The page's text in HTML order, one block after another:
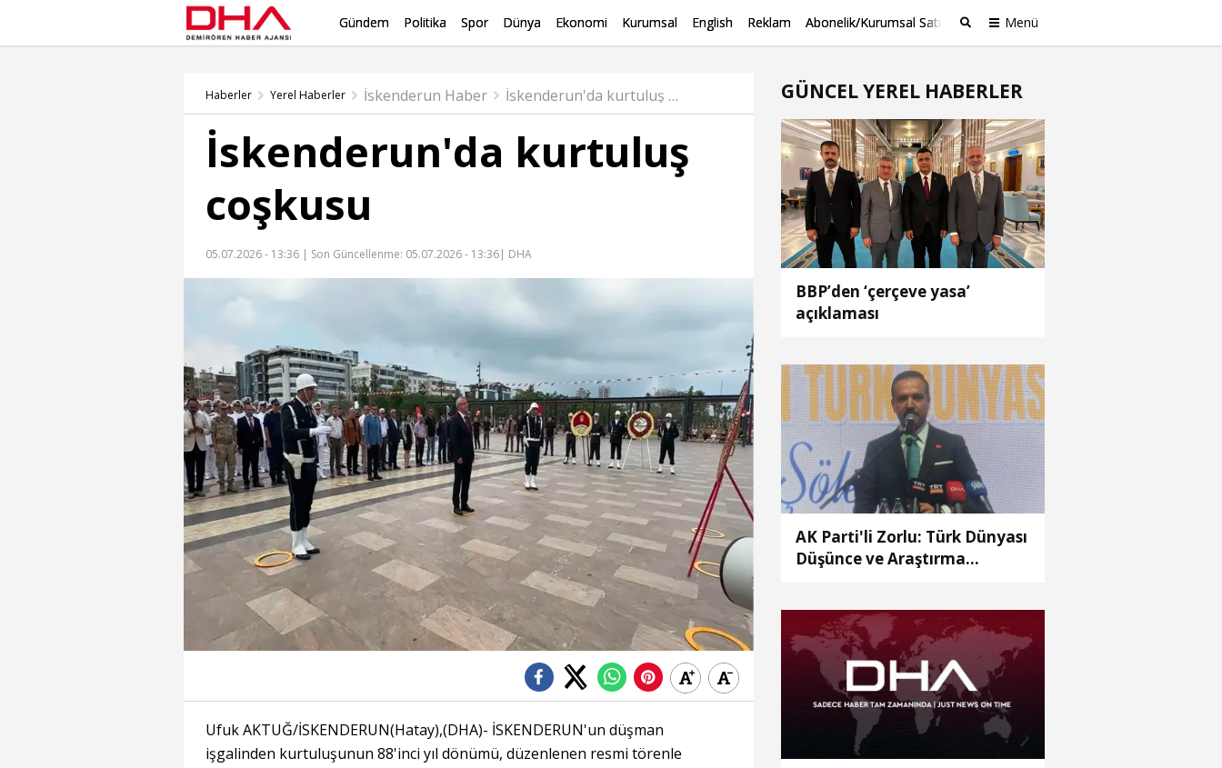
Gündem Politika Spor Dünya Ekonomi Kurumsal English Reklam Abonelik/Kurumsal Satış Menü
Haberler Yerel Haberler İskenderun Haber İskenderun'da kurtuluş coşkusu
İskenderun'da kurtuluş
coşkusu
05.07.2026 - 13:36 | Son Güncellenme: 05.07.2026 - 13:36| DHA
Ufuk AKTUĞ/İSKENDERUN(Hatay),(DHA)- İSKENDERUN'un düşman
işgalinden kurtuluşunun 88'inci yıl dönümü, düzenlenen resmi törenle
GÜNCEL YEREL HABERLER
BBP’den ‘çerçeve yasa’
açıklaması
AK Parti'li Zorlu: Türk Dünyası
Düşünce ve Araştırma